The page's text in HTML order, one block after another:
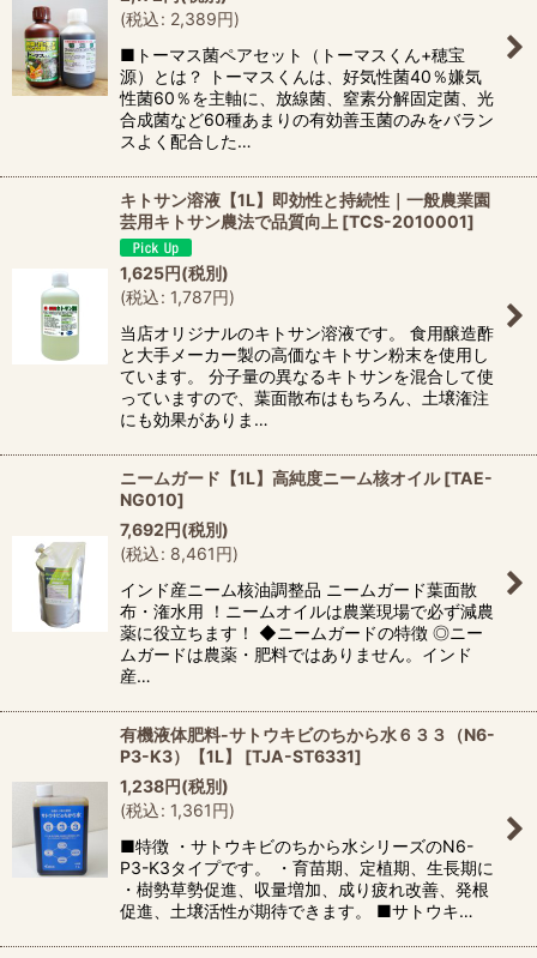
(税込: 2,389円)
■トーマス菌ペアセット（トーマスくん+穂宝
源）とは？ トーマスくんは、好気性菌40％嫌気
性菌60％を主軸に、放線菌、窒素分解固定菌、光
合成菌など60種あまりの有効善玉菌のみをバラン
スよく配合した…
キトサン溶液【1L】即効性と持続性｜一般農業園
芸用キトサン農法で品質向上 [TCS-2010001]
1,625円(税別)
(税込: 1,787円)
当店オリジナルのキトサン溶液です。 食用醸造酢
と大手メーカー製の高価なキトサン粉末を使用し
ています。 分子量の異なるキトサンを混合して使
っていますので、葉面散布はもちろん、土壌潅注
にも効果がありま…
ニームガード【1L】高純度ニーム核オイル [TAE-
NG010]
7,692円(税別)
(税込: 8,461円)
インド産ニーム核油調整品 ニームガード葉面散
布・潅水用 ！ニームオイルは農業現場で必ず減農
薬に役立ちます！ ◆ニームガードの特徴 ◎ニー
ムガードは農薬・肥料ではありません。インド
産…
有機液体肥料-サトウキビのちから水６３３（N6-
P3-K3）【1L】
[TJA-ST6331]
1,238円(税別)
(税込: 1,361円)
■特徴 ・サトウキビのちから水シリーズのN6-
P3-K3タイプです。 ・育苗期、定植期、生長期に
・樹勢草勢促進、収量増加、成り疲れ改善、発根
促進、土壌活性が期待できます。 ■サトウキ…